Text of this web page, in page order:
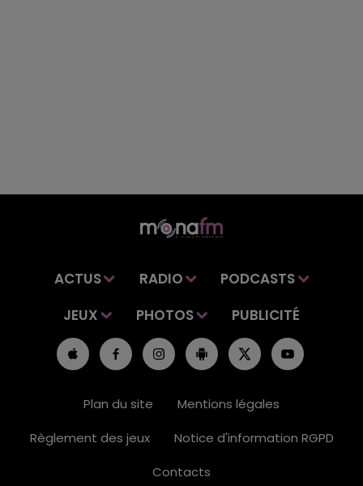
ACTUS RADIO
PODCASTS
JEUX
PHOTOS PUBLICITÉ
Plan du site
Mentions légales
Règlement des jeux
Notice d'information RGPD
Contacts